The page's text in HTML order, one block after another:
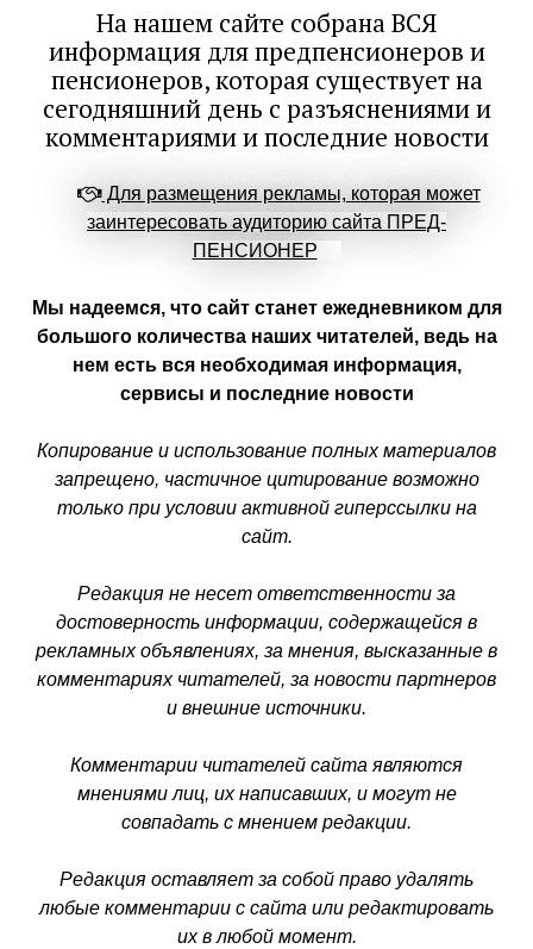
На нашем сайте собрана ВСЯ
информация для предпенсионеров и
пенсионеров, которая существует на
сегодняшний день с разъяснениями и
комментариями и последние новости
Для размещения рекламы, которая может
заинтересовать аудиторию сайта ПРЕД-
ПЕНСИОНЕР
Мы надеемся, что сайт станет ежедневником для
большого количества наших читателей, ведь на
нем есть вся необходимая информация,
сервисы и последние новости
Копирование и использование полных материалов
запрещено, частичное цитирование возможно
только при условии активной гиперссылки на
сайт.
Редакция не несет ответственности за
достоверность информации, содержащейся в
рекламных объявлениях, за мнения, высказанные в
комментариях читателей, за новости партнеров
и внешние источники.
Комментарии читателей сайта являются
мнениями лиц, их написавших, и могут не
совпадать с мнением редакции.
Редакция оставляет за собой право удалять
любые комментарии с сайта или редактировать
их в любой момент.